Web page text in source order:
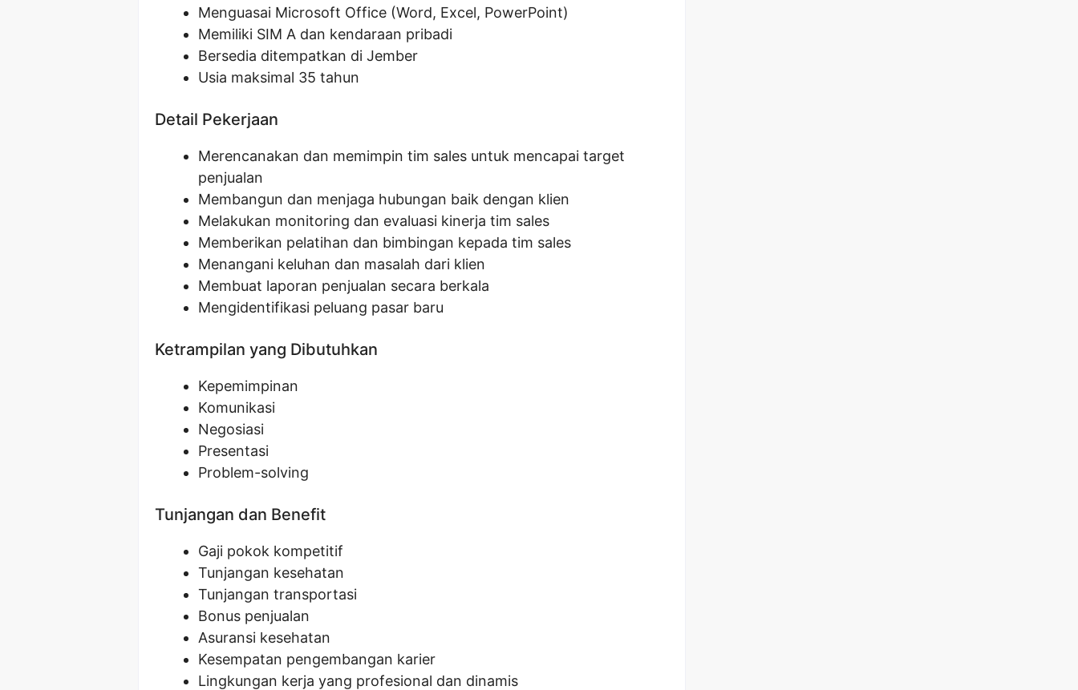
Menguasai Microsoft Office (Word, Excel, PowerPoint)
Memiliki SIM A dan kendaraan pribadi
Bersedia ditempatkan di Jember
Usia maksimal 35 tahun
Detail Pekerjaan
Merencanakan dan memimpin tim sales untuk mencapai target
penjualan
Membangun dan menjaga hubungan baik dengan klien
Melakukan monitoring dan evaluasi kinerja tim sales
Memberikan pelatihan dan bimbingan kepada tim sales
Menangani keluhan dan masalah dari klien
Membuat laporan penjualan secara berkala
Mengidentifikasi peluang pasar baru
Ketrampilan yang Dibutuhkan
Kepemimpinan
Komunikasi
Negosiasi
Presentasi
Problem-solving
Tunjangan dan Benefit
Gaji pokok kompetitif
Tunjangan kesehatan
Tunjangan transportasi
Bonus penjualan
Asuransi kesehatan
Kesempatan pengembangan karier
Lingkungan kerja yang profesional dan dinamis